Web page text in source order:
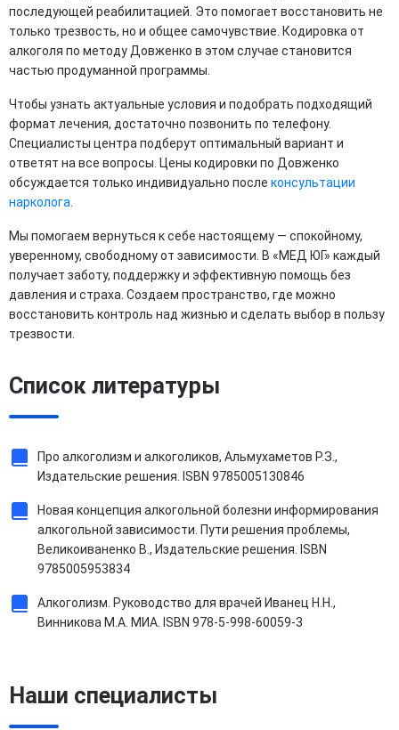
последующей реабилитацией. Это помогает восстановить не
только трезвость, но и общее самочувствие. Кодировка от
алкоголя по методу Довженко в этом случае становится
частью продуманной программы.
Чтобы узнать актуальные условия и подобрать подходящий
формат лечения, достаточно позвонить по телефону.
Специалисты центра подберут оптимальный вариант и
ответят на все вопросы. Цены кодировки по Довженко
обсуждается только индивидуально после консультации
нарколога
Мы помогаем вернуться к себе настоящему — спокойному,
уверенному, свободному от зависимости. В «МЕД ЮГ» каждый
получает заботу, поддержку и эффективную помощь без
давления и страха. Создаем пространство, где можно
восстановить контроль над жизнью и сделать выбор в пользу
трезвости.
Список литературы
Про алкоголизм и алкоголиков, Альмухаметов Р.З.,
Издательские решения. ISBN 9785005130846
Новая концепция алкогольной болезни информирования
алкогольной зависимости. Пути решения проблемы,
Великоиваненко В., Издательские решения. ISBN
9785005953834
Алкоголизм. Руководство для врачей Иванец Н.Н.,
Винникова М.А. МИА. ISBN 978-5-998-60059-3
Наши специалисты